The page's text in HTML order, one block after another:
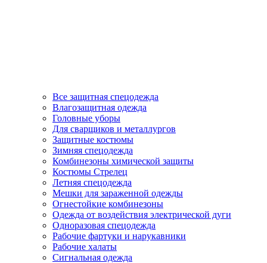
Все защитная спецодежда
Влагозащитная одежда
Головные уборы
Для сварщиков и металлургов
Защитные костюмы
Зимняя спецодежда
Комбинезоны химической защиты
Костюмы Стрелец
Летняя спецодежда
Мешки для зараженной одежды
Огнестойкие комбинезоны
Одежда от воздействия электрической дуги
Одноразовая спецодежда
Рабочие фартуки и нарукавники
Рабочие халаты
Сигнальная одежда